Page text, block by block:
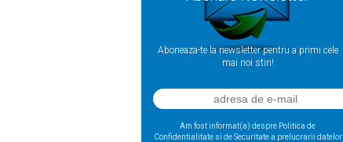
Aboneaza-te la newsletter pentru a primi cele
mai noi stiri!
Am fost informat(a) despre Politica de
Confidentialitate si de Securitate a prelucrarii datelor